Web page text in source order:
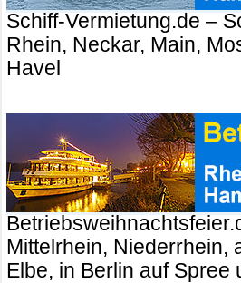
Schiff-Vermietung.de –
Rhein, Neckar, Main,
Havel
Mittelrhein, Niederrhein,
Elbe, in Berlin auf Spree